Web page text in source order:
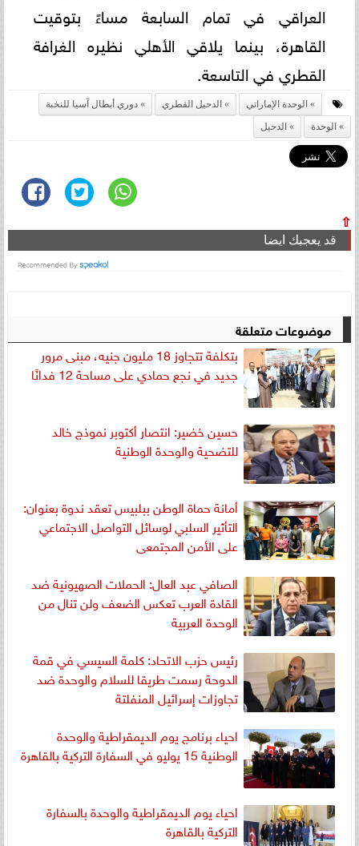
العراقي في تمام السابعة مساءً بتوقيت
القاهرة، بينما يلاقي الأهلي نظيره الغرافة
القطري في التاسعة.
الوحدة الإماراتي الدحيل القطري
دوري أبطال آسيا للنخبة
الوحدة
الدحيل
⇧
قد يعجبك ايضا
موضوعات متعلقة
بتكلفة تتجاوز 18 مليون جنيه، مبنى مرور
جديد في نجع حمادي على مساحة 12 فدانًا
حسين خضير: انتصار أكتوبر نموذج خالد
للتضحية والوحدة الوطنية
أمانة حماة الوطن ببلبيس تعقد ندوة بعنوان:
التأثير السلبي لوسائل التواصل الاجتماعي
على الأمن المجتمعى
الصافي عبد العال: الحملات الصهيونية ضد
القادة العرب تعكس الضعف ولن تنال من
الوحدة العربية
رئيس حزب الاتحاد: كلمة السيسي في قمة
الدوحة رسمت طريقا للسلام والوحدة ضد
تجاوزات إسرائيل المنفلتة
احياء برنامج يوم الديمقراطية والوحدة
الوطنية 15 يوليو في السفارة التركية بالقاهرة
احياء يوم الديمقراطية والوحدة بالسفارة
التركية بالقاهرة